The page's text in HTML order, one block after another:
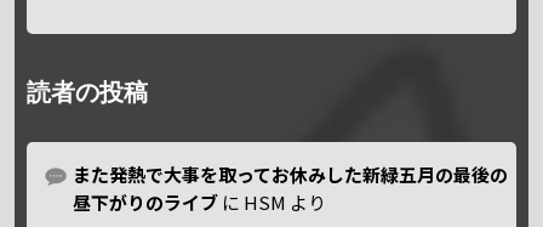
読者の投稿
また発熱で大事を取ってお休みした新緑五月の最後の
昼下がりのライブ に HSM より